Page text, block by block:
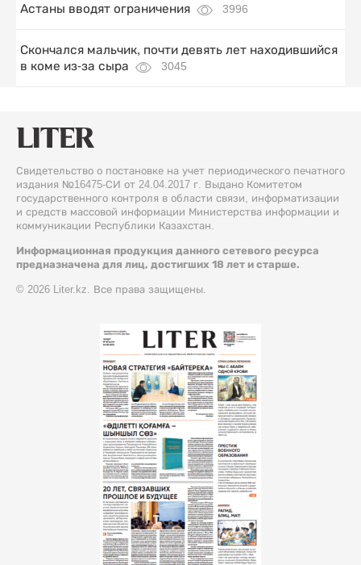
Астаны вводят ограничения
3996
Скончался мальчик, почти девять лет находившийся
в коме из-за сыра
3045
Свидетельство о постановке на учет периодического печатного
издания №16475-СИ от 24.04.2017 г. Выдано Комитетом
государственного контроля в области связи, информатизации
и средств массовой информации Министерства информации и
коммуникации Республики Казахстан.
Информационная продукция данного сетевого ресурса
предназначена для лиц, достигших 18 лет и старше.
© 2026 Liter.kz. Все права защищены.